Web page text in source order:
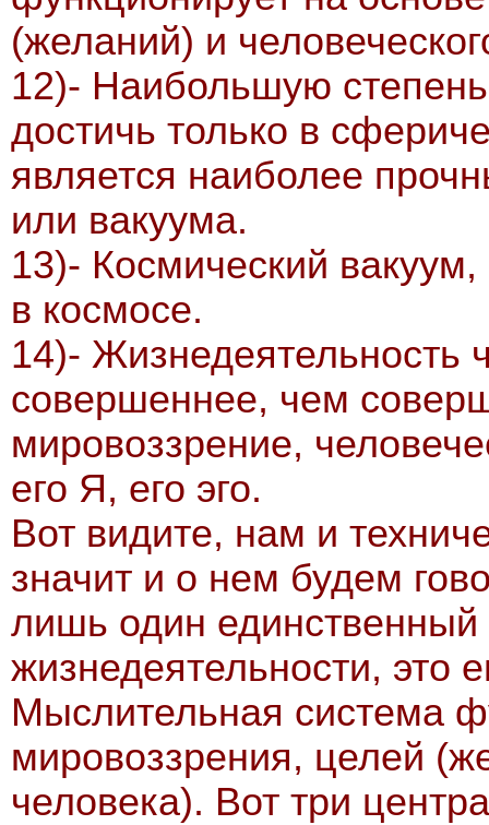
(желаний) и
12)- Наибольшую
достичь только в
является наиболее
или вакуума.
13)- Космический
в космосе.
14)- Жизнедеятельность
совершеннее, чем
мировоззрение,
его Я, его эго.
Вот видите, нам и
значит и о нем будем
лишь один единственный
жизнедеятельности, это
Мыслительная система
мировоззрения, целей
человека). Вот три